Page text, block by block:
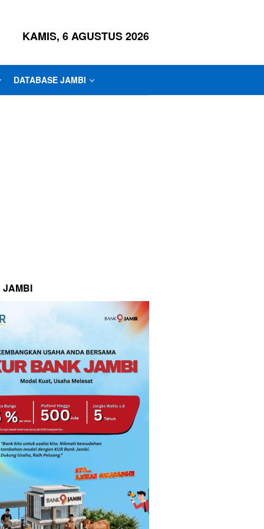
KAMIS, 6 AGUSTUS 2026
DATABASE JAMBI